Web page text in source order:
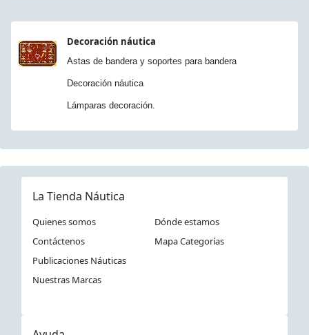
Decoración náutica
Astas de bandera y soportes para bandera
Decoración náutica
Lámparas decoración.
La Tienda Náutica
Quienes somos
Dónde estamos
Contáctenos
Mapa Categorías
Publicaciones Náuticas
Nuestras Marcas